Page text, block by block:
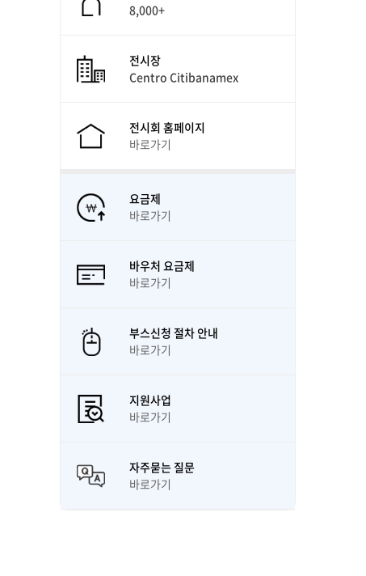
8,000+
전시장
Centro Citibanamex
전시회 홈페이지
바로가기
요금제
바로가기
바우처 요금제
바로가기
부스신청 절차 안내
바로가기
지원사업
바로가기
자주묻는 질문
바로가기